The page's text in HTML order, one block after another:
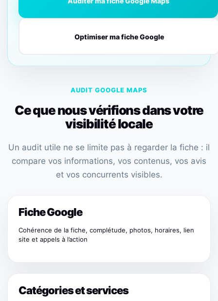
Optimiser ma fiche Google
AUDIT GOOGLE MAPS
Ce que nous vérifions dans votre
visibilité locale
Un audit utile ne se limite pas à regarder la fiche : il
compare vos informations, vos contenus, vos avis
et vos concurrents visibles.
Fiche Google
Cohérence de la fiche, complétude, photos, horaires, lien
site et appels à l’action
Catégories et services